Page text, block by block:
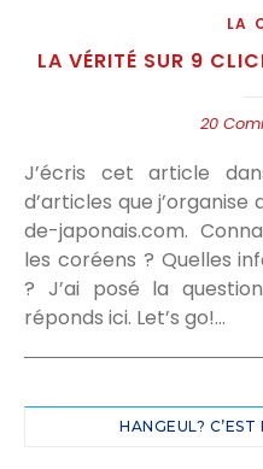
LA
LA VÉRITÉ SUR 9
20
J’écris cet article dans le cadre du Carnaval
d’articles que
de-japonais.com.
les coréens ? Quelles
? J’ai posé la
réponds ici. Let’s go!…
HANGEUL? C’EST